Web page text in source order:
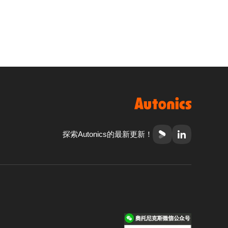
探索Autonics的最新更新！